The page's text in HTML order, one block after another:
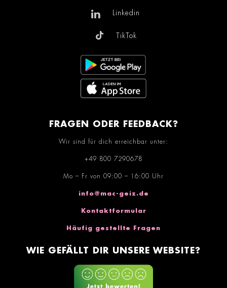
Linkedin
TikTok
FRAGEN ODER FEEDBACK?
Wir sind für dich erreichbar unter:
+49 800 7290678
Mo – Fr von 09:00 – 16:00 Uhr
info@mac-geiz.de
Kontaktformular
Häufig gestellte Fragen
WIE GEFÄLLT DIR UNSERE WEBSITE?